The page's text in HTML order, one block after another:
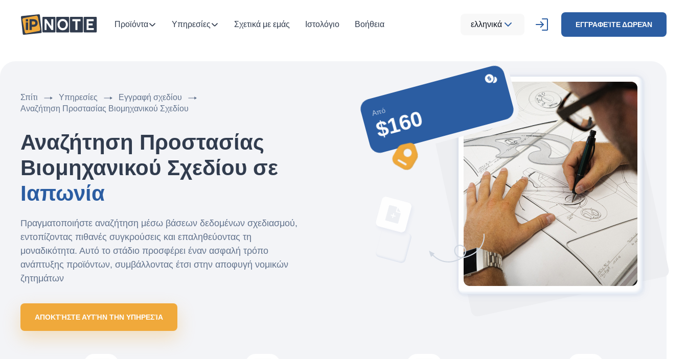
Προϊόντα Υπηρεσίες Σχετικά με εμάς Ιστολόγιο Βοήθεια ελληνικά ΕΓΓΡΑΦΕΊΤΕ ΔΩΡΕΆΝ
Σπίτι Υπηρεσίες
Εγγραφή σχεδίου
Αναζήτηση Προστασίας Βιομηχανικού Σχεδίου
Αναζήτηση Προστασίας
Βιομηχανικού Σχεδίου σε
Ιαπωνία
Πραγματοποιήστε αναζήτηση μέσω βάσεων δεδομένων σχεδιασμού,
εντοπίζοντας πιθανές συγκρούσεις και επαληθεύοντας τη
μοναδικότητα. Αυτό το στάδιο προσφέρει έναν ασφαλή τρόπο
ανάπτυξης προϊόντων, συμβάλλοντας έτσι στην αποφυγή νομικών
ζητημάτων
ΑΠΟΚΤΉΣΤΕ ΑΥΤΉΝ ΤΗΝ ΥΠΗΡΕΣΊΑ
Από
$160